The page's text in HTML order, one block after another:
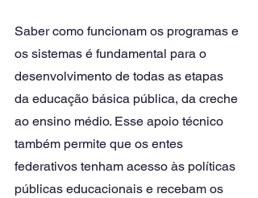
Saber como funcionam os programas e
os sistemas é fundamental para o
desenvolvimento de todas as etapas
da educação básica pública, da creche
ao ensino médio. Esse apoio técnico
também permite que os entes
federativos tenham acesso às políticas
públicas educacionais e recebam os